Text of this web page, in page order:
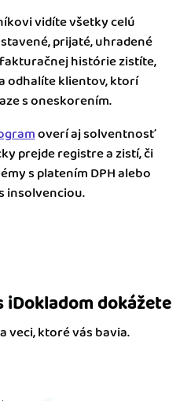
vidíte všetky celú
prijaté, uhradené
histórie zistíte,
odhalíte klientov, ktorí
s oneskorením.
overí aj solventnosť
prejde registre a zistí, či
s platením DPH alebo
insolvenciou.
dokážete
veci, ktoré vás bavia.